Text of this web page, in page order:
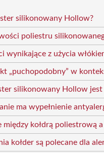
silikonowany Hollow?
poliestru
wynikające z użycia
„puchopodobny” w
silikonowany Hollow
ma wypełnienie
między kołdrą poliestrową
kołder są polecane dla